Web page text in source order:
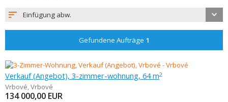
Einfügung abw.
Gefundene Aufträge 1
Verkauf (Angebot), 3-zimmer-wohnung, 64 m2
Vrbové,Vrbové
134 000,00 EUR